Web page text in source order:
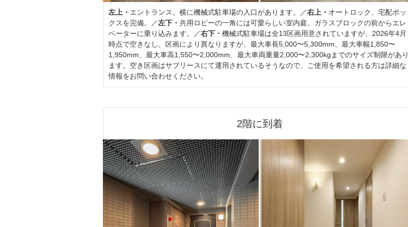
左上・ エントランス。横に機械式駐車場の入口があります。／右上・ オートロック、宅配ボッ
クスを完備。／左下・ 共用ロビーの一角には可愛らしい室内庭。ガラスブロックの前からエレ
ベーターに乗り込みます。／右下・ 機械式駐車場は全13区画用意されていますが、2026年4月
時点で空きなし。区画により異なりますが、最大車長5,000〜5,300mm、最大車幅1,850〜
1,950mm、最大車高1,550〜2,000mm、最大車両重量2,000〜2,300kgまでのサイズ制限があり
ます。空き区画はサブリースにて運用されているそうなので、ご使用を希望される方は詳細な
情報をお問い合わせください。
2階に到着